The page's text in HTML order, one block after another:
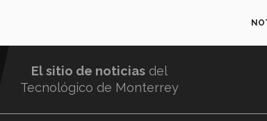
El sitio de noticias del
Tecnológico de Monterrey